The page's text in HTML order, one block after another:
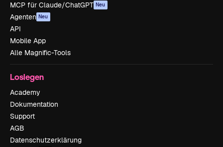
MCP für Claude/ChatGPT Neu
Agenten Neu
API
Mobile App
Alle Magnific-Tools
Loslegen
Academy
Dokumentation
Support
AGB
Datenschutzerklärung